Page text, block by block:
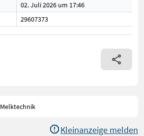
02. Juli 2026 um 17:46
29607373
Melktechnik
Kleinanzeige melden